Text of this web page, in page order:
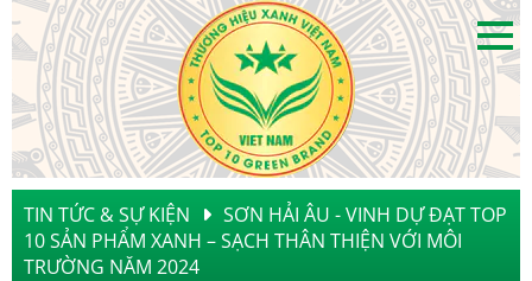
TIN TỨC & SỰ KIỆN
SƠN HẢI ÂU - VINH DỰ ĐẠT TOP
10 SẢN PHẨM XANH – SẠCH THÂN THIỆN VỚI MÔI
TRƯỜNG NĂM 2024